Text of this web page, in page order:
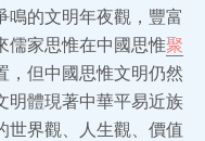
鳴的文明年夜觀，豐富
儒家思惟在中國思惟聚
，但中國思惟文明仍然
明體現著中華平易近族
世界觀、人生觀、價值